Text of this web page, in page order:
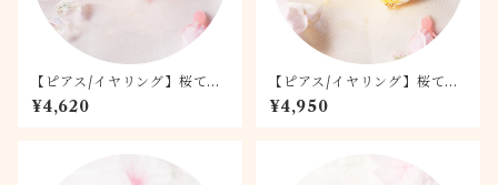
【ピアス/イヤリング】桜てま
り -桃桜- 1.5
¥4,620
【ピアス/イヤリング】桜てま
り -月桜- 2.0
¥4,950